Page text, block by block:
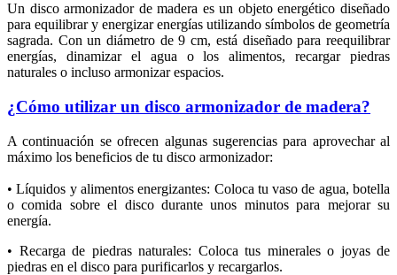
Un disco armonizador de madera es un objeto energético diseñado
para equilibrar y energizar energías utilizando símbolos de geometría
sagrada. Con un diámetro de 9 cm, está diseñado para reequilibrar
energías, dinamizar el agua o los alimentos, recargar piedras
naturales o incluso armonizar espacios.
¿Cómo utilizar un disco armonizador de madera?
A continuación se ofrecen algunas sugerencias para aprovechar al
máximo los beneficios de tu disco armonizador:
• Líquidos y alimentos energizantes: Coloca tu vaso de agua, botella
o comida sobre el disco durante unos minutos para mejorar su
energía.
• Recarga de piedras naturales: Coloca tus minerales o joyas de
piedras en el disco para purificarlos y recargarlos.